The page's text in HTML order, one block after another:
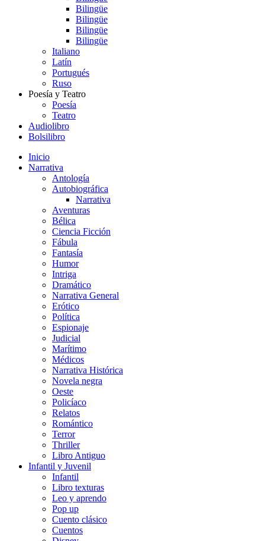
Bilingüe
Bilingüe
Bilingüe
Bilingüe
Italiano
Latín
Portugués
Ruso
Poesía y Teatro
Poesía
Teatro
Audiolibro
Bolsilibro
Inicio
Narrativa
Antología
Autobiográfica
Narrativa
Aventuras
Bélica
Ciencia Ficción
Fábula
Fantasía
Humor
Intriga
Dramático
Narrativa General
Erótico
Política
Espionaje
Judicial
Marítimo
Médicos
Narrativa Histórica
Novela negra
Oeste
Policíaco
Relatos
Romántico
Terror
Thriller
Libro Antiguo
Infantil y Juvenil
Infantil
Libro texturas
Leo y aprendo
Pop up
Cuento clásico
Cuentos